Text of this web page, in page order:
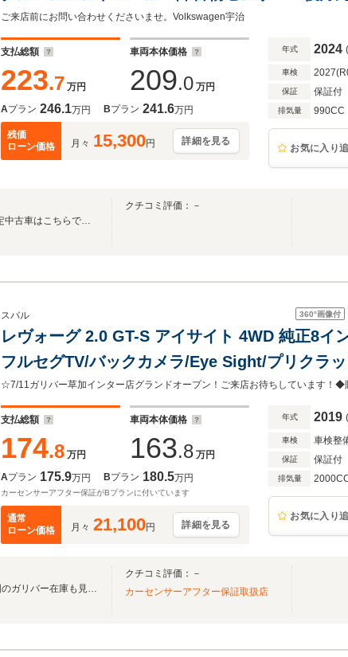
ト 純正アルミホイール Discover Proパッケ
ご来店前にお問い合わせくださいませ。Volkswagen宇治
支払総額
223.7 万円
車両本体価格
209.0 万円
Aプラン 246.1万円 Bプラン 241.6万円
残価
ローン価格
月々 15,300円 詳細を見る
年式 2024
車検
保証 保証付
排気量 990CC
お気に入り
Volkswagen正規ディーラーの認定中古車はこちらです！
クチコミ評価：－
360°画像付
スバル
レヴォーグ 2.0 GT-S アイサイト 4WD 純正8イ
フルセグTV/バックカメラ/Eye Sight/プリクラ
シスト/全車速追従機能付クルーズコントロー
誤発進抑制制御
支払総額
174.8 万円
車両本体価格
163.8 万円
Aプラン 175.9万円 Bプラン 180.5万円
カーセンサーアフター保証がBプランに付いています
通常
ローン価格
月々 21,100円 詳細を見る
年式 2019
車検 車検整
保証 保証付
排気量
お気に入り
無料電話は24時間ご案内！！全国のガリバー在庫も見たい方は一括照会が可能です！
クチコミ評価：－
カーセンサーアフター保証取扱店